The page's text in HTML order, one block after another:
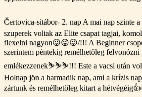
Čertovica-sítábor- 2. nap A mai nap
szuperek voltak az Elite csapat tagjai,
flexelni nagyon😜😜😜/!!! A Beginner
szerintem péntekig remélhetőleg
emlékezzenek⛷️⛷️⛷️!!! Este a vacsi után
Holnap jön a harmadik nap, ami a krízis
zártunk és remélhetőleg kitart a